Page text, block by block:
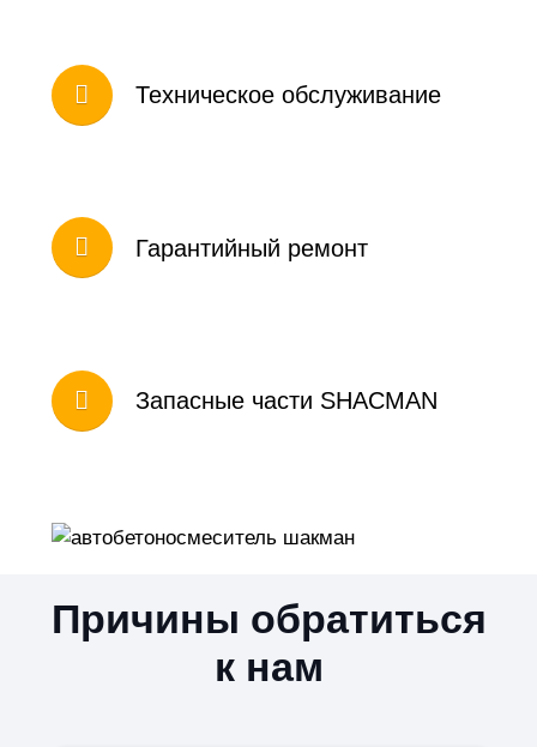
Техническое обслуживание
Гарантийный ремонт
Запасные части SHACMAN
Причины обратиться
к нам